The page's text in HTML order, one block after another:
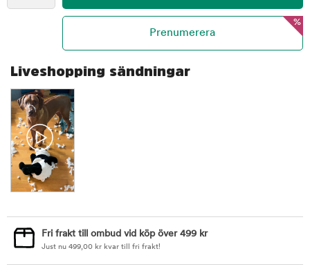
%
Liveshopping sändningar
Fri frakt till ombud vid köp över 499 kr
Just nu 499,00 kr kvar till fri frakt!